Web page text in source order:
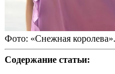
Фото: «‎Снежная
Содержание статьи: